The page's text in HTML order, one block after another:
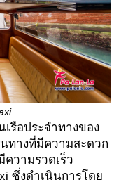
เรือประจำทางของ
นทางที่มีความสะดวก
วามรวดเร็ว
ซึ่งดำเนินการโดย